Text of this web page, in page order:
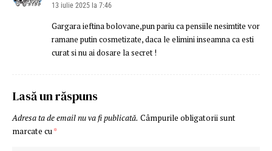
13 iulie 2025 la 7:46
Gargara ieftina bolovane,pun pariu ca pensiile nesimtite vor
ramane putin cosmetizate, daca le elimini inseamna ca esti
curat si nu ai dosare la secret !
Lasă un răspuns
Adresa ta de email nu va fi publicată. Câmpurile obligatorii sunt
marcate cu*